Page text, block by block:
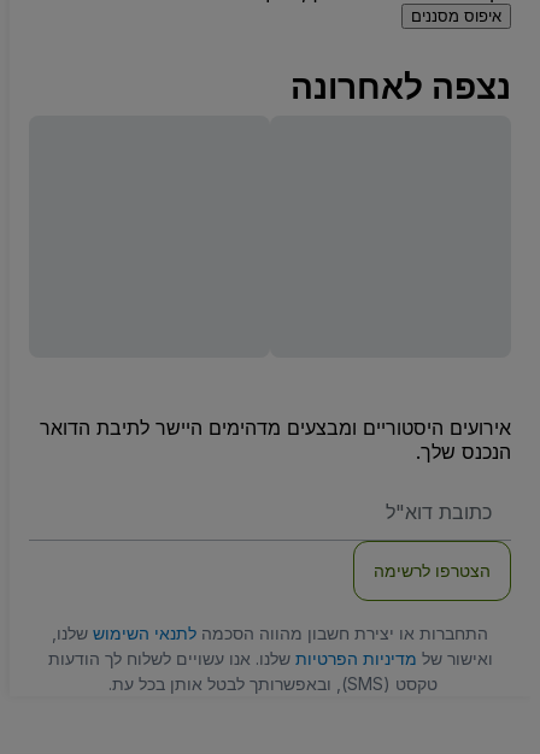
איפוס מסננים
נצפה לאחרונה
אירועים היסטוריים ומבצעים מדהימים היישר לתיבת הדואר
הנכנס שלך.
שלכם
הצטרפו לרשימה
התחברות או יצירת חשבון מהווה הסכמה לתנאי השימוש שלנו,
ואישור של מדיניות הפרטיות שלנו. אנו עשויים לשלוח לך הודעות
טקסט (SMS), ובאפשרותך לבטל אותן בכל עת.